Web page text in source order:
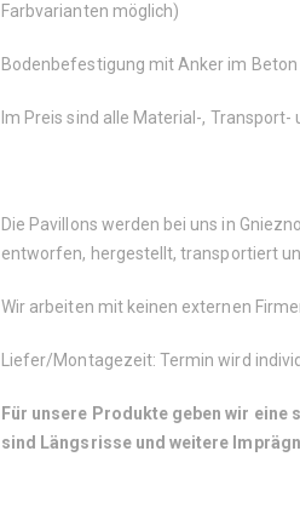
Farbvarianten möglich)
Bodenbefestigung mit Anker im Beton
Im Preis sind alle Material-,
Die Pavillons werden bei uns in
entworfen, hergestellt, transportiert
Wir arbeiten mit keinen externen
Liefer/Montagezeit: Termin wird
Für unsere Produkte geben wir
sind Längsrisse und weitere